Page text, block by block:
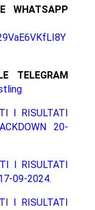
WHATSAPP
TELEGRAM
I RISULTATI
20-
I RISULTATI
09-2024.
I RISULTATI